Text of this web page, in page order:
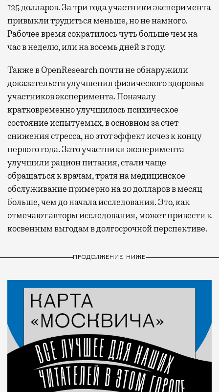
125 долларов. За три года участники эксперимента
привыкли трудиться меньше, но не намного.
Рабочее время сократилось чуть больше чем на
час в неделю, или на восемь дней в году.
Также в OpenResearch почти не обнаружили
доказательств улучшения физического здоровья
участников эксперимента. Поначалу
кратковременно улучшилось психическое
состояние испытуемых, в основном за счет
снижения стресса, но этот эффект исчез к концу
первого года. Зато участники эксперимента
улучшили рацион питания, стали чаще
обращаться к врачам, тратя на медицинское
обслуживание примерно на 20 долларов в месяц
больше, чем до начала исследования. Это, как
отмечают авторы исследования, может привести к
косвенным выгодам в долгосрочной перспективе.
ПРОДОЛЖЕНИЕ НИЖЕ